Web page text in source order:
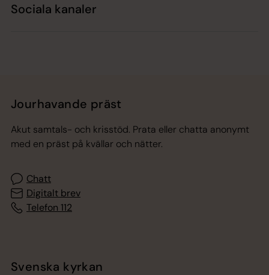
Sociala kanaler
Jourhavande präst
Akut samtals- och krisstöd. Prata eller chatta anonymt
med en präst på kvällar och nätter.
Chatt
Digitalt brev
Telefon 112
Svenska kyrkan